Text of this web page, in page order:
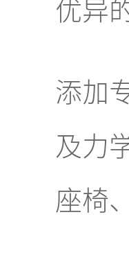
优异
添加
及力
座椅